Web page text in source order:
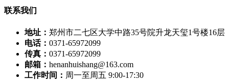
联系我们
地址： 郑州市二七区大学中路35号院升龙天玺1号楼16层
电话： 0371-65972099
传真： 0371-65972099
邮箱： henanhuishang@163.com
工作时间： 周一至周五 9:00-17:30